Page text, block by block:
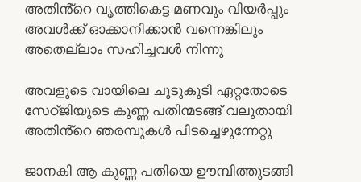
അതിൻ്റെ വൃത്തികെട്ട മണവും വിയർപ്പും
അവൾക്ക് ഓക്കാനിക്കാൻ വന്നെങ്കിലും
അതെല്ലാം സഹിച്ചവൾ നിന്നു
അവളുടെ വായിലെ ചൂടുകൂടി ഏറ്റതോടെ
സേഠ്ജിയുടെ കുണ്ണ പതിന്മടങ്ങ് വലുതായി
അതിൻ്റെ ഞരമ്പുകൾ പിടച്ചെഴുന്നേറ്റു
ജാനകി ആ കുണ്ണ പതിയെ ഊമ്പിത്തുടങ്ങി